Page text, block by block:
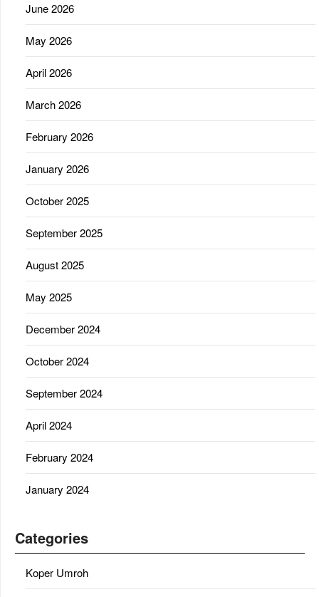
June 2026
May 2026
April 2026
March 2026
February 2026
January 2026
October 2025
September 2025
August 2025
May 2025
December 2024
October 2024
September 2024
April 2024
February 2024
January 2024
Categories
Koper Umroh